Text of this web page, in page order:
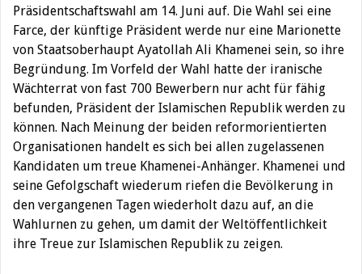
Präsidentschaftswahl am 14. Juni auf. Die Wahl sei eine
Farce, der künftige Präsident werde nur eine Marionette
von Staatsoberhaupt Ayatollah Ali Khamenei sein, so ihre
Begründung. Im Vorfeld der Wahl hatte der iranische
Wächterrat von fast 700 Bewerbern nur acht für fähig
befunden, Präsident der Islamischen Republik werden zu
können. Nach Meinung der beiden reformorientierten
Organisationen handelt es sich bei allen zugelassenen
Kandidaten um treue Khamenei-Anhänger. Khamenei und
seine Gefolgschaft wiederum riefen die Bevölkerung in
den vergangenen Tagen wiederholt dazu auf, an die
Wahlurnen zu gehen, um damit der Weltöffentlichkeit
ihre Treue zur Islamischen Republik zu zeigen.